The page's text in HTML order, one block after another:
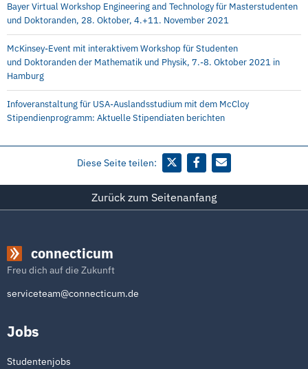
Bayer Virtual Workshop Engineering and Technology für Masterstudenten
und Doktoranden, 28. Oktober, 4.+11. November 2021
McKinsey-Event mit interaktivem Workshop für Studenten
und Doktoranden der Mathematik und Physik, 7.-8. Oktober 2021 in
Hamburg
Infoveranstaltung für USA-Auslandsstudium mit dem McCloy
Stipendienprogramm: Aktuelle Stipendiaten berichten
Diese Seite teilen:
Zurück zum Seitenanfang
connecticum
Freu dich auf die Zukunft
serviceteam@connecticum.de
Jobs
Studentenjobs